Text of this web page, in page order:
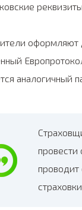
оформляют
аналогичный
проводит